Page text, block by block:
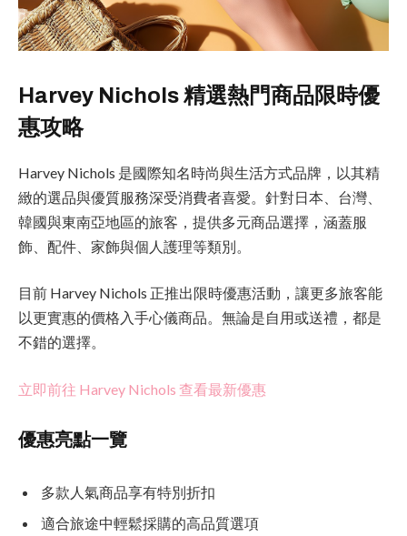
Harvey Nichols 精選熱門商品限時優
惠攻略
Harvey Nichols 是國際知名時尚與生活方式品牌，以其精
緻的選品與優質服務深受消費者喜愛。針對日本、台灣、
韓國與東南亞地區的旅客，提供多元商品選擇，涵蓋服
飾、配件、家飾與個人護理等類別。
目前 Harvey Nichols 正推出限時優惠活動，讓更多旅客能
以更實惠的價格入手心儀商品。無論是自用或送禮，都是
不錯的選擇。
立即前往 Harvey Nichols 查看最新優惠
優惠亮點一覽
多款人氣商品享有特別折扣
適合旅途中輕鬆採購的高品質選項